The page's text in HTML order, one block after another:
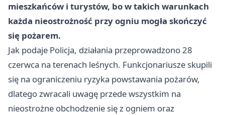
mieszkańców i turystów, bo w takich warunkach
każda nieostrożność przy ogniu mogła skończyć
się pożarem.
Jak podaje Policja, działania przeprowadzono 28
czerwca na terenach leśnych. Funkcjonariusze skupili
się na ograniczeniu ryzyka powstawania pożarów,
dlatego zwracali uwagę przede wszystkim na
nieostrożne obchodzenie się z ogniem oraz